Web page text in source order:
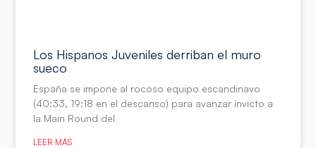
Los Hispanos Juveniles derriban el muro
sueco
España se impone al rocoso equipo escandinavo
(40:33, 19:18 en el descanso) para avanzar invicto a
la Main Round del
LEER MÁS